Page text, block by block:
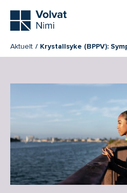
Aktuelt Krystallsyke (BPPV):